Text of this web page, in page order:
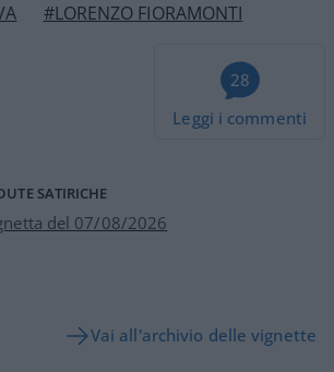
#LORENZO FIORAMONTI
28
Leggi i commenti
SATIRICHE
del 07/08/2026
Vai all'archivio delle vignette